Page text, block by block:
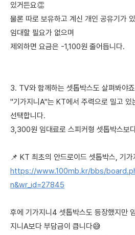
있거든요👏
물론 따로 보유하고 계신 개인 공유기가
임대할 필요가 없으며
제외하면 요금은 -1,100원 줄어듭니다.
3. TV와 함께하는 셋톱박스도 살펴봐야
"기가지니A"는 KT에서 주력으로 밀고 있
선택합니다.
3,300원 임대료로 스피커형 셋톱박스보
📌 KT 최초의 안드로이드 셋톱박스, 기가
https://www.100mb.kr/bbs/
n&wr_id=27845
후에 기가지니4 셋톱박스도 등장했지만
지니A보다 부담금이 큽니다😅